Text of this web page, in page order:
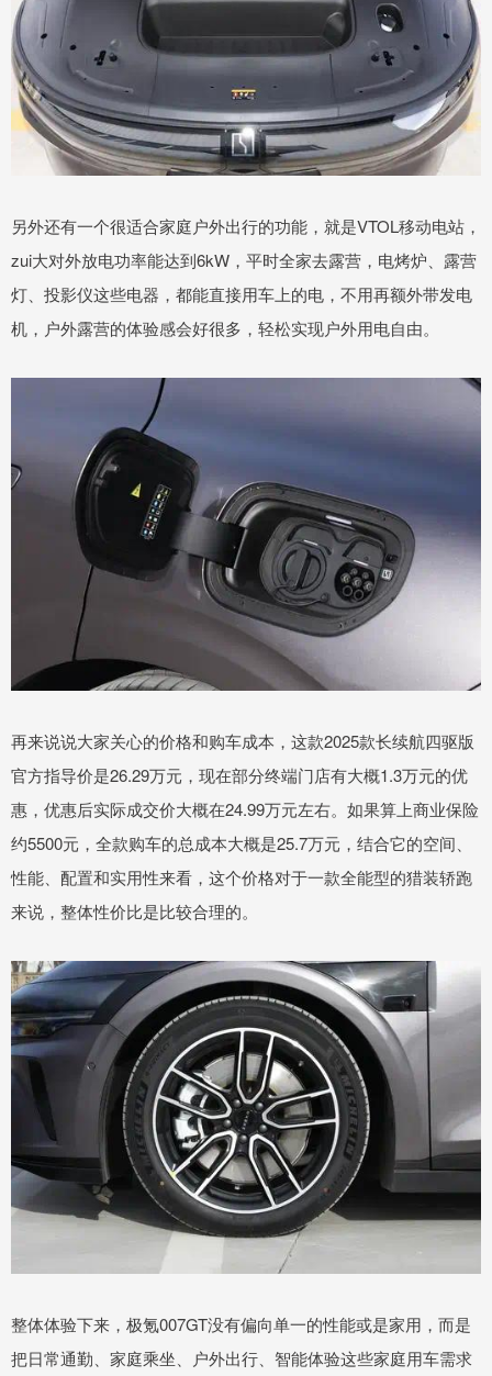
另外还有一个很适合家庭户外出行的功能，就是VTOL移动电站，
zui大对外放电功率能达到6kW，平时全家去露营，电烤炉、露营
灯、投影仪这些电器，都能直接用车上的电，不用再额外带发电
机，户外露营的体验感会好很多，轻松实现户外用电自由。
再来说说大家关心的价格和购车成本，这款2025款长续航四驱版
官方指导价是26.29万元，现在部分终端门店有大概1.3万元的优
惠，优惠后实际成交价大概在24.99万元左右。如果算上商业保险
约5500元，全款购车的总成本大概是25.7万元，结合它的空间、
性能、配置和实用性来看，这个价格对于一款全能型的猎装轿跑
来说，整体性价比是比较合理的。
整体体验下来，极氪007GT没有偏向单一的性能或是家用，而是
把日常通勤、家庭乘坐、户外出行、智能体验这些家庭用车需求